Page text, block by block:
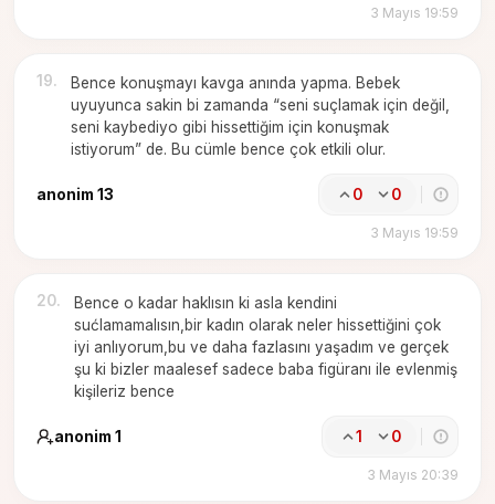
3 Mayıs 19:59
19.
Bence konuşmayı kavga anında yapma. Bebek
uyuyunca sakin bi zamanda “seni suçlamak için değil,
seni kaybediyo gibi hissettiğim için konuşmak
istiyorum” de. Bu cümle bence çok etkili olur.
anonim 13 0 0
3 Mayıs 19:59
20.
Bence o kadar haklısın ki asla kendini
sućlamamalısın,bir kadın olarak neler hissettiğini çok
iyi anlıyorum,bu ve daha fazlasını yaşadım ve gerçek
şu ki bizler maalesef sadece baba figüranı ile evlenmiş
kişileriz bence
anonim 1 1 0
3 Mayıs 20:39